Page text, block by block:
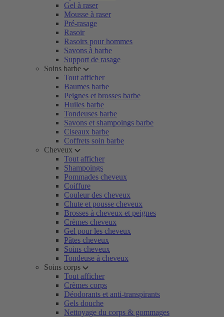
Gel à raser
Mousse à raser
Pré-rasage
Rasoir
Rasoirs pour hommes
Savons à barbe
Support de rasage
Soins barbe
Tout afficher
Baumes barbe
Peignes et brosses barbe
Huiles barbe
Tondeuses barbe
Savons et shampoings barbe
Ciseaux barbe
Coffrets soin barbe
Cheveux
Tout afficher
Shampoings
Pommades cheveux
Coiffure
Couleur des cheveux
Chute et pousse cheveux
Brosses à cheveux et peignes
Crèmes cheveux
Gel pour les cheveux
Pâtes cheveux
Soins cheveux
Tondeuse à cheveux
Soins corps
Tout afficher
Crèmes corps
Déodorants et anti-transpirants
Gels douche
Nettoyage du corps & gommages